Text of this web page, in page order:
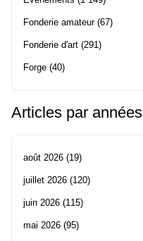
Fonderie amateur(67)
Fonderie d'art (291)
Forge (40)
Articles par années
août 2026 (19)
juillet 2026 (120)
juin 2026 (115)
mai 2026 (95)